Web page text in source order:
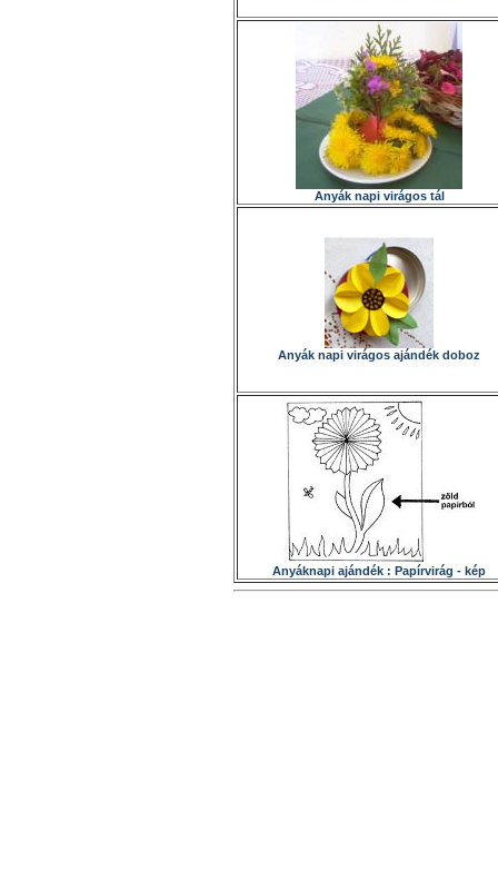
Anyák napi virágos tál
Anyák napi virágos ajándék doboz
Anyáknapi ajándék : Papírvirág - kép